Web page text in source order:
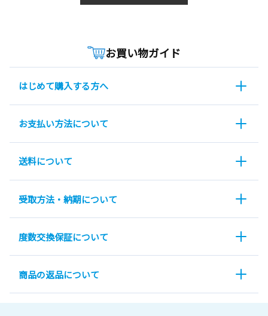
お買い物ガイド
はじめて購入する方へ
お支払い方法について
送料について
受取方法・納期について
度数交換保証について
商品の返品について